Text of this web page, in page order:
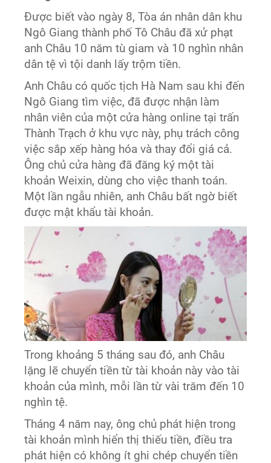
Được biết vào ngày 8, Tòa án nhân dân khu
Ngô Giang thành phố Tô Châu đã xử phạt
anh Châu 10 năm tù giam và 10 nghìn nhân
dân tệ vì tội danh lấy trộm tiền.
Anh Châu có quốc tịch Hà Nam sau khi đến
Ngô Giang tìm việc, đã được nhận làm
nhân viên của một cửa hàng online tại trấn
Thành Trạch ở khu vực này, phụ trách công
việc sắp xếp hàng hóa và thay đổi giá cả.
Ông chủ cửa hàng đã đăng ký một tài
khoản Weixin, dùng cho việc thanh toán.
Một lần ngẫu nhiên, anh Châu bất ngờ biết
được mật khẩu tài khoản.
Trong khoảng 5 tháng sau đó, anh Châu
lặng lẽ chuyển tiền từ tài khoản này vào tài
khoản của mình, mỗi lần từ vài trăm đến 10
nghìn tệ.
Tháng 4 năm nay, ông chủ phát hiện trong
tài khoản mình hiển thị thiếu tiền, điều tra
phát hiện có không ít ghi chép chuyển tiền